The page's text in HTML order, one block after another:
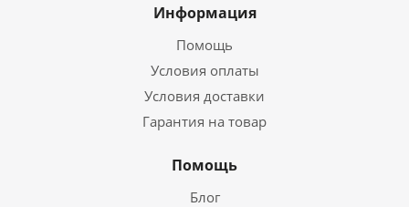
Информация
Помощь
Условия оплаты
Условия доставки
Гарантия на товар
Помощь
Блог